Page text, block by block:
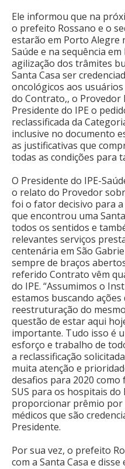
Ele informou que na
o prefeito Rossano e o
estarão em Porto Alegre
Saúde e na sequência
agilização dos trâmites
Santa Casa ser
oncológicos aos
do Contrato,, o
Presidente do IPE o
reclassificada da
inclusive no documento
as justificativas que
todas as condições para
O Presidente do IPE-
o relato do Provedor
foi o fator decisivo para
que encontrou uma
todos os sentidos e
relevantes serviços
centenária em São
sempre de braços
referido Contrato vêm
do IPE. “Assumimos o
estamos buscando
reestruturação do
questão de estar aqui
importante. Tudo isso é
esforço e trabalho de
a reclassificação
muita atenção e
desafios para 2020 como
SUS para os hospitais do
proporcionar prêmio por
médicos que são
Presidente.
Por sua vez, o prefeito
com a Santa Casa e